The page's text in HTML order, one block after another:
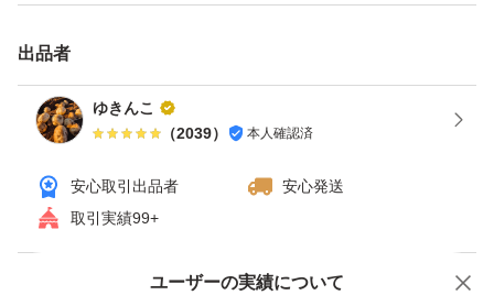
出品者
ゆきんこ
（2039） 本人確認済
安心取引出品者
安心発送
取引実績99+
ユーザーの実績について
価格の相談 商品への質問